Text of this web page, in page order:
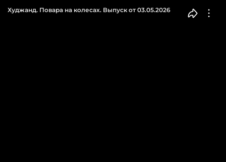
Худжанд. Повара на колесах. Выпуск от 03.05.2026